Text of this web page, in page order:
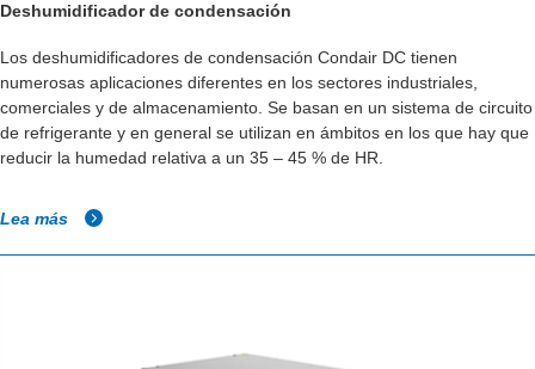
Deshumidificador de condensación
Los deshumidificadores de condensación Condair DC tienen
numerosas aplicaciones diferentes en los sectores industriales,
comerciales y de almacenamiento. Se basan en un sistema de circuito
de refrigerante y en general se utilizan en ámbitos en los que hay que
reducir la humedad relativa a un 35 – 45 % de HR.
Lea más